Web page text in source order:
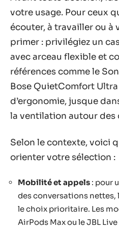
votre usage. Pour ceux
écouter, à travailler ou à
primer : privilégiez un
avec arceau flexible et
références comme le
Bose QuietComfort
d’ergonomie, jusque
la ventilation autour des
Selon le contexte, voici
orienter votre sélection :
Mobilité et appels : pour
des conversations nettes,
le choix prioritaire. Les
AirPods Max ou le JBL